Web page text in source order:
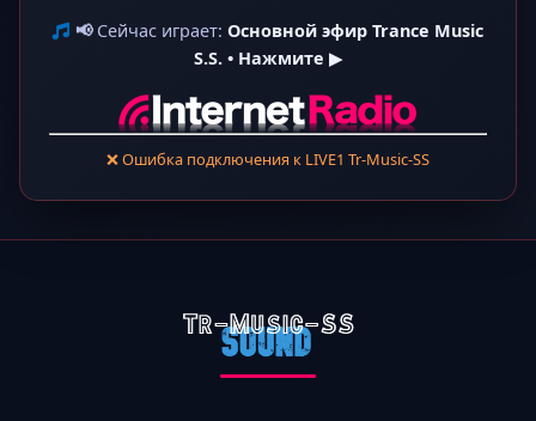
📢 Сейчас играет: Основной эфир Trance Music
S.S. • Нажмите ▶
❌ Ошибка подключения к LIVE1 Tr-Music-SS